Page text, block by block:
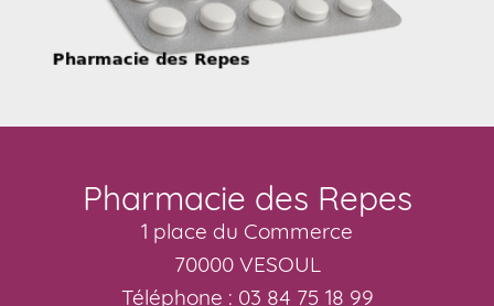
Pharmacie des Repes
1 place du Commerce
70000 VESOUL
Téléphone : 03 84 75 18 99